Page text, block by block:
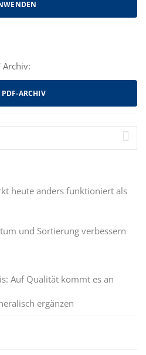
Archiv:
ARCHIV
heute anders funktioniert als
und Sortierung verbessern
Auf Qualität kommt es an
ergänzen